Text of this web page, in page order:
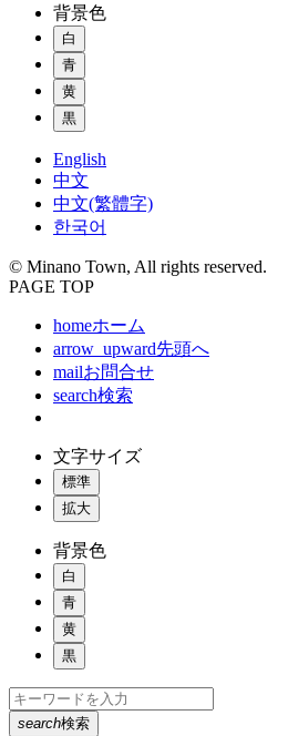
背景色
白
青
黄
黒
English
中文
中文(繁體字)
한국어
© Minano Town, All rights reserved.
PAGE TOP
homeホーム
arrow_upward先頭へ
mailお問合せ
search検索
文字サイズ
標準
拡大
背景色
白
青
黄
黒
search検索